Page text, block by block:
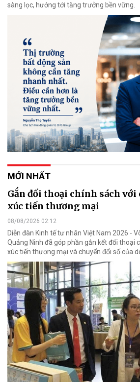
sàng lọc, hướng tới tăng trưởng bền vững.
MỚI NHẤT
Gắn đối thoại chính sách với
xúc tiến thương mại
08/08/2026 02:12
Diễn đàn Kinh tế tư nhân Việt Nam 2026 -
Quảng Ninh đã góp phần gắn kết đối thoại
xúc tiến thương mại và chuyển đổi số của